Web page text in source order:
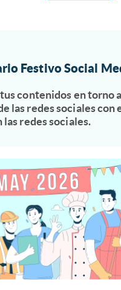
Festivo Social
contenidos en torno
las redes sociales con
las redes sociales.